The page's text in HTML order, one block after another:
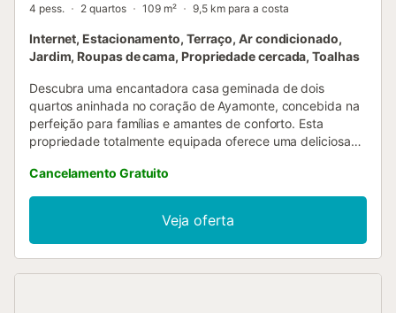
4 pess. 2 quartos 109 m² 9,5 km para a costa
Internet, Estacionamento, Terraço, Ar condicionado,
Jardim, Roupas de cama, Propriedade cercada, Toalhas
Descubra uma encantadora casa geminada de dois
quartos aninhada no coração de Ayamonte, concebida na
perfeição para famílias e amantes de conforto. Esta
propriedade totalmente equipada oferece uma deliciosa
conveniente, a poucos passos das atrações locais. A casa
geminada dispõe de dois quartos espaçosos com uma
combinação de camas king-size e individuais, garantindo
acomodação confortável para até 4 hóspedes. Com duas
casas de banho bem equipadas – uma com duche, outra
Cancelamento Gratuito
Veja oferta